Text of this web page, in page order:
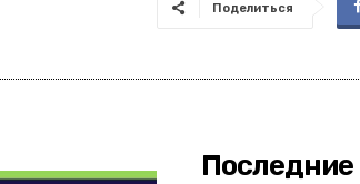
Поделиться
Последние